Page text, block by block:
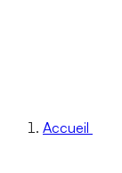
Accueil